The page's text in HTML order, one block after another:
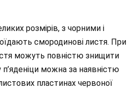
розмірів, з чорними і
смородинові листя. При
можуть повністю знищити
можна за наявністю
пластинах червоної